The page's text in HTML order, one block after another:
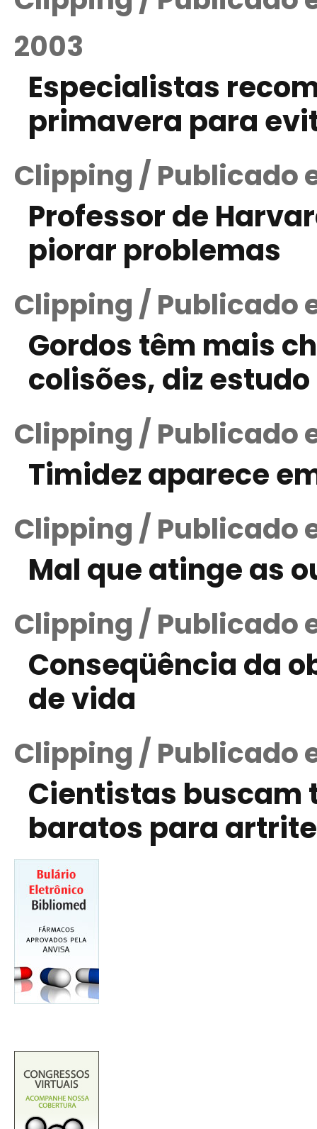
2003
Especialistas
primavera para
Clipping / Publicado
Professor de
piorar problemas
Clipping / Publicado
Gordos têm mais
colisões, diz estudo
Clipping / Publicado
Timidez aparece
Clipping / Publicado
Mal que atinge as
Clipping / Publicado
Conseqüência da
de vida
Clipping / Publicado
Cientistas
baratos para